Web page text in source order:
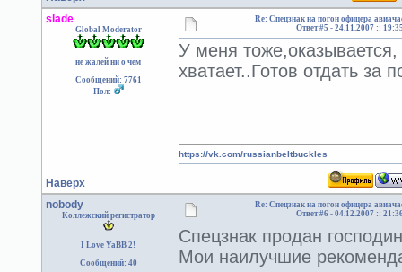
slade
Global Moderator
не жалей ни о чем
Сообщений: 7761
Пол:
Re: Спецзнак на погон офицера
Ответ #5 -24.11.2007 ::
У меня
хватает..Готов отдать за
Наверх
https://vk.com/russianbeltbuckles
nobody
Коллежский регистратор
I Love YaBB 2!
Сообщений: 40
Re: Спецзнак на погон офицера
Ответ #6 -04.12.2007 ::
Спецзнак продан
Мои наилучшие